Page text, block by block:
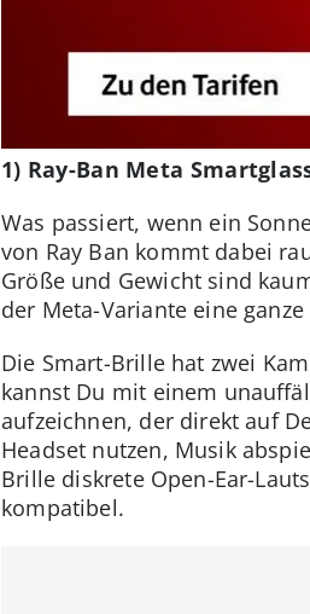
1) Ray-Ban Meta
Was passiert, wenn ein
von Ray Ban kommt dabei
Größe und Gewicht sind
der Meta-Variante eine
Die Smart-Brille hat zwei
kannst Du mit einem
aufzeichnen, der direkt auf
Headset nutzen, Musik
Brille diskrete Open-Ear-
kompatibel.